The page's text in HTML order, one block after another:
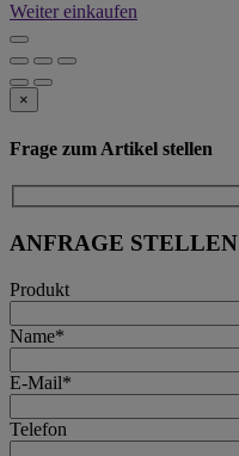
Weiter einkaufen
×
Frage zum Artikel stellen
ANFRAGE STELLEN
Produkt
Name*
E-Mail*
Telefon